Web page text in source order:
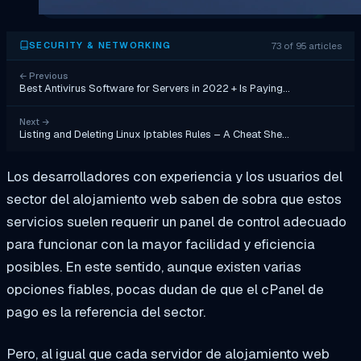
SECURITY & NETWORKING 73 of 95 articles
← Previous
Best Antivirus Software for Servers in 2022 + Is Paying…
Next →
Listing and Deleting Linux Iptables Rules – A Cheat She…
Los desarrolladores con experiencia y los usuarios del
sector del alojamiento web saben de sobra que estos
servicios suelen requerir un panel de control adecuado
para funcionar con la mayor facilidad y eficiencia
posibles. En este sentido, aunque existen varias
opciones fiables, pocas dudan de que el cPanel de
pago es la referencia del sector.
Pero, al igual que cada servidor de alojamiento web